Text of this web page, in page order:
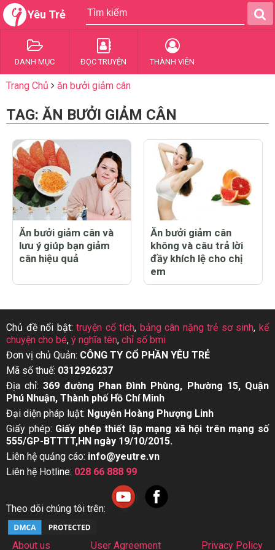
Yêu Trẻ
DANH MỤC ĐỌC TRUYỆN THÀNH VIÊN
Trang Chủ ăn bưởi giảm cân
TAG: ĂN BƯỞI GIẢM CÂN
Ăn bưởi giảm cân và
lưu ý giúp bạn giảm
cân hiệu quả
Ăn bưởi giảm cân
không và câu trả lời
đầy khích lệ cho chị
em
Chủ đề nổi bật:truyện cổ tích, bảng cân nặng trẻ sơ sinh,kể
chuyện cho bé, ý nghĩa tên, chỉ số bmi
Đơn vị chủ Quản: CÔNG TY CỔ PHẦN YÊU TRẺ
Mã số thuế: 0312926237
Địa chỉ:369 đường Phan Đình Phùng, Phường 15, Quận
Phú Nhuận, Thành phố Hồ Chí Minh
Đại diện pháp luật: Nguyễn Hoàng Phượng Linh
Giấy phép: Giấy phép thiết lập mạng xã hội trên mạng số
555/GP-BTTTT,HN ngày 19/10/2015.
Liên hệ quảng cáo: info@yeutre.vn
Liên hệ Hotline: 028 66 888 99
Theo dõi chúng tôi trên:
About us User Agreement Privacy Policy